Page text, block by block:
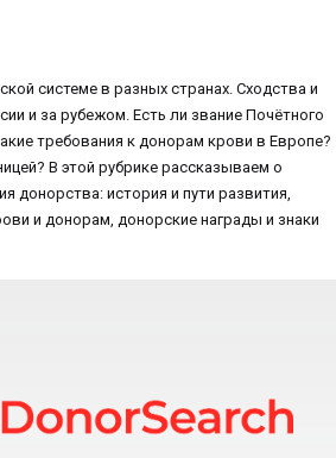
системе в разных странах. Сходства и
и за рубежом. Есть ли звание Почётного
требования к донорам крови в Европе?
В этой рубрике рассказываем о
донорства: история и пути развития,
и донорам, донорские награды и знаки